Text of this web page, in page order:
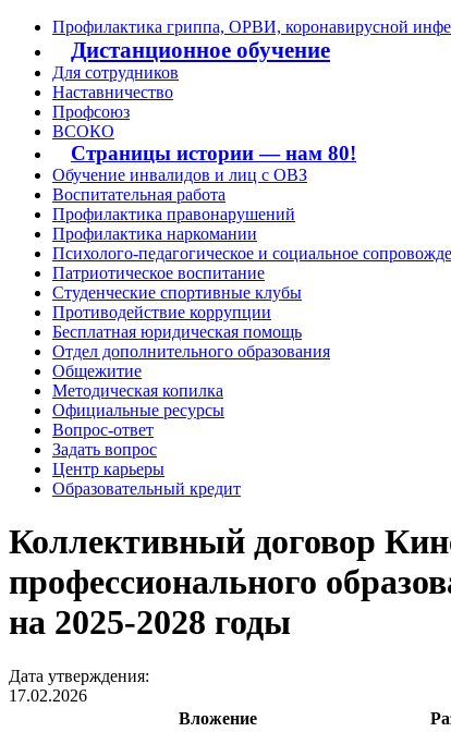
Профилактика гриппа, ОРВИ, коронавирусной
Дистанционное обучение
Для сотрудников
Наставничество
Профсоюз
ВСОКО
Страницы истории — нам 80!
Обучение инвалидов и лиц с ОВЗ
Воспитательная работа
Профилактика правонарушений
Профилактика наркомании
Психолого-педагогическое и социальное
Патриотическое воспитание
Студенческие спортивные клубы
Противодействие коррупции
Бесплатная юридическая помощь
Отдел дополнительного образования
Общежитие
Методическая копилка
Официальные ресурсы
Вопрос-ответ
Задать вопрос
Центр карьеры
Образовательный кредит
Коллективный договор
профессионального
на 2025-2028 годы
Дата утверждения:
17.02.2026
Вложение